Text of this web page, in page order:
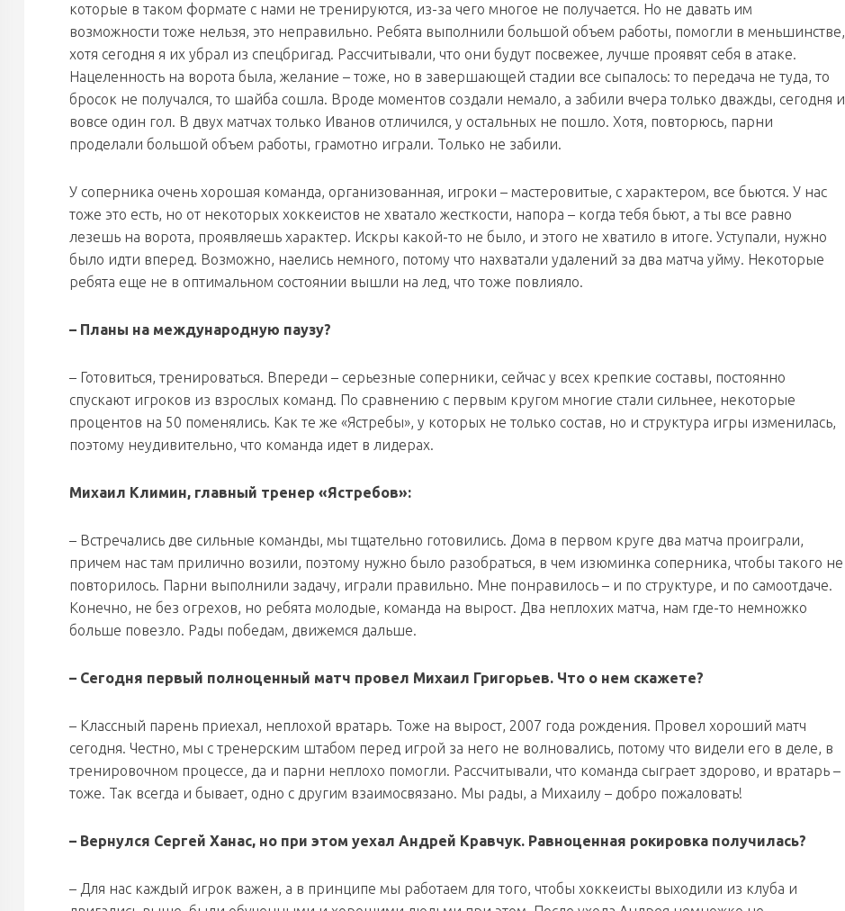
которые в таком формате с нами не тренируются, из-за чего многое не получается. Но не давать им
возможности тоже нельзя, это неправильно. Ребята выполнили большой объем работы, помогли в меньшинстве,
хотя сегодня я их убрал из спецбригад. Рассчитывали, что они будут посвежее, лучше проявят себя в атаке.
Нацеленность на ворота была, желание – тоже, но в завершающей стадии все сыпалось: то передача не туда, то
бросок не получался, то шайба сошла. Вроде моментов создали немало, а забили вчера только дважды, сегодня и
вовсе один гол. В двух матчах только Иванов отличился, у остальных не пошло. Хотя, повторюсь, парни
проделали большой объем работы, грамотно играли. Только не забили.
У соперника очень хорошая команда, организованная, игроки – мастеровитые, с характером, все бьются. У нас
тоже это есть, но от некоторых хоккеистов не хватало жесткости, напора – когда тебя бьют, а ты все равно
лезешь на ворота, проявляешь характер. Искры какой-то не было, и этого не хватило в итоге. Уступали, нужно
было идти вперед. Возможно, наелись немного, потому что нахватали удалений за два матча уйму. Некоторые
ребята еще не в оптимальном состоянии вышли на лед, что тоже повлияло.
– Планы на международную паузу?
– Готовиться, тренироваться. Впереди – серьезные соперники, сейчас у всех крепкие составы, постоянно
спускают игроков из взрослых команд. По сравнению с первым кругом многие стали сильнее, некоторые
процентов на 50 поменялись. Как те же «Ястребы», у которых не только состав, но и структура игры изменилась,
поэтому неудивительно, что команда идет в лидерах.
Михаил Климин, главный тренер «Ястребов»:
– Встречались две сильные команды, мы тщательно готовились. Дома в первом круге два матча проиграли,
причем нас там прилично возили, поэтому нужно было разобраться, в чем изюминка соперника, чтобы такого не
повторилось. Парни выполнили задачу, играли правильно. Мне понравилось – и по структуре, и по самоотдаче.
Конечно, не без огрехов, но ребята молодые, команда на вырост. Два неплохих матча, нам где-то немножко
больше повезло. Рады победам, движемся дальше.
– Сегодня первый полноценный матч провел Михаил Григорьев. Что о нем скажете?
– Классный парень приехал, неплохой вратарь. Тоже на вырост, 2007 года рождения. Провел хороший матч
сегодня. Честно, мы с тренерским штабом перед игрой за него не волновались, потому что видели его в деле, в
тренировочном процессе, да и парни неплохо помогли. Рассчитывали, что команда сыграет здорово, и вратарь –
тоже. Так всегда и бывает, одно с другим взаимосвязано. Мы рады, а Михаилу – добро пожаловать!
– Вернулся Сергей Ханас, но при этом уехал Андрей Кравчук. Равноценная рокировка получилась?
– Для нас каждый игрок важен, а в принципе мы работаем для того, чтобы хоккеисты выходили из клуба и